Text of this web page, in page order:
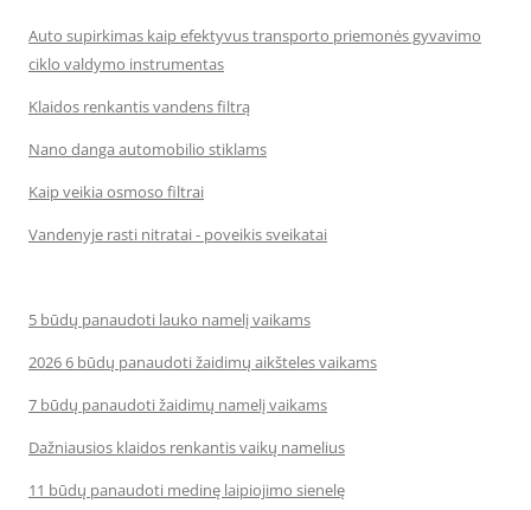
Auto supirkimas kaip efektyvus transporto priemonės gyvavimo
ciklo valdymo instrumentas
Klaidos renkantis vandens filtrą
Nano danga automobilio stiklams
Kaip veikia osmoso filtrai
Vandenyje rasti nitratai - poveikis sveikatai
5 būdų panaudoti lauko namelį vaikams
2026 6 būdų panaudoti žaidimų aikšteles vaikams
7 būdų panaudoti žaidimų namelį vaikams
Dažniausios klaidos renkantis vaikų namelius
11 būdų panaudoti medinę laipiojimo sienelę